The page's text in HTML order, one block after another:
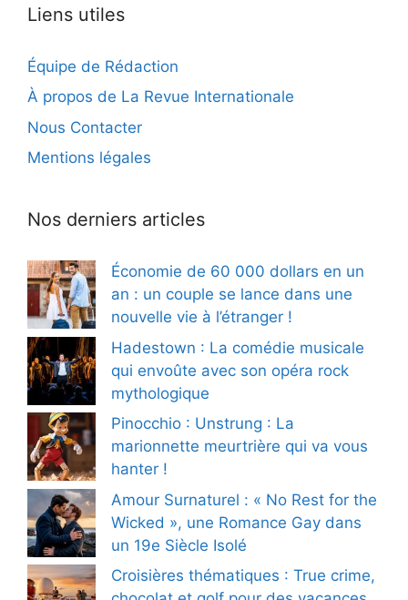
Liens utiles
Équipe de Rédaction
À propos de La Revue Internationale
Nous Contacter
Mentions légales
Nos derniers articles
Économie de 60 000 dollars en un
an : un couple se lance dans une
nouvelle vie à l’étranger !
Hadestown : La comédie musicale
qui envoûte avec son opéra rock
mythologique
Pinocchio : Unstrung : La
marionnette meurtrière qui va vous
hanter !
Amour Surnaturel : « No Rest for the
Wicked », une Romance Gay dans
un 19e Siècle Isolé
Croisières thématiques : True crime,